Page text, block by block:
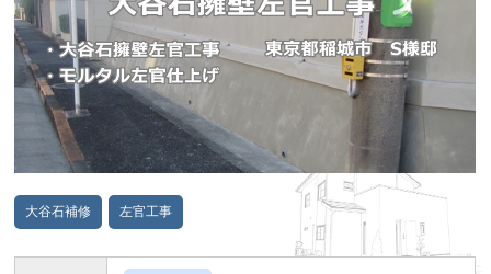
大谷石補修 左官工事